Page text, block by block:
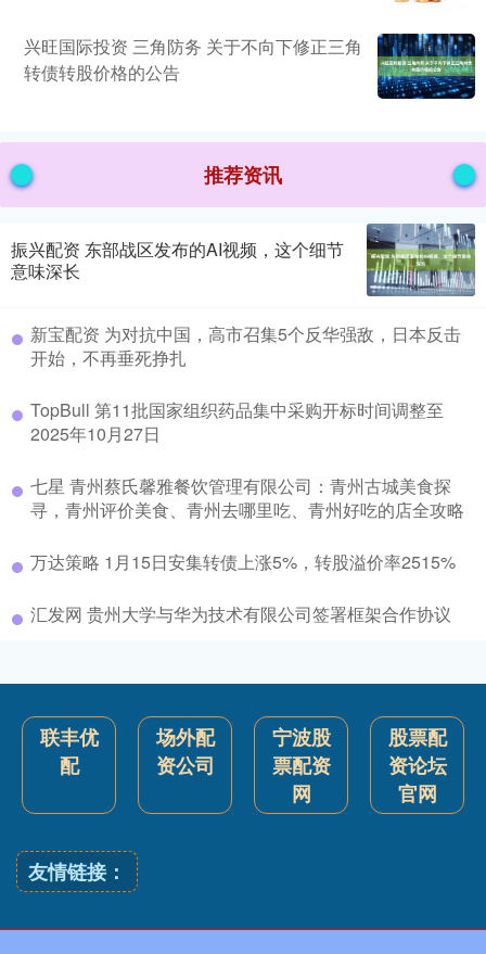
兴旺国际投资 三角防务 关于不向下修正三角
转债转股价格的公告
推荐资讯
振兴配资 东部战区发布的AI视频，这个细节
意味深长
新宝配资 为对抗中国，高市召集5个反华强敌，日本反击
开始，不再垂死挣扎
TopBull 第11批国家组织药品集中采购开标时间调整至
2025年10月27日
七星 青州蔡氏馨雅餐饮管理有限公司：青州古城美食探
寻，青州评价美食、青州去哪里吃、青州好吃的店全攻略
万达策略 1月15日安集转债上涨5%，转股溢价率2515%
汇发网 贵州大学与华为技术有限公司签署框架合作协议
联丰优
配
场外配
资公司
宁波股
票配资
网
股票配
资论坛
官网
友情链接：